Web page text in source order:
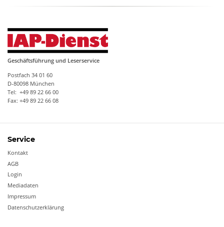
Geschäftsführung und Leserservice
Postfach 34 01 60
D-80098 München
Tel: +49 89 22 66 00
Fax: +49 89 22 66 08
Service
Kontakt
AGB
Login
Mediadaten
Impressum
Datenschutzerklärung